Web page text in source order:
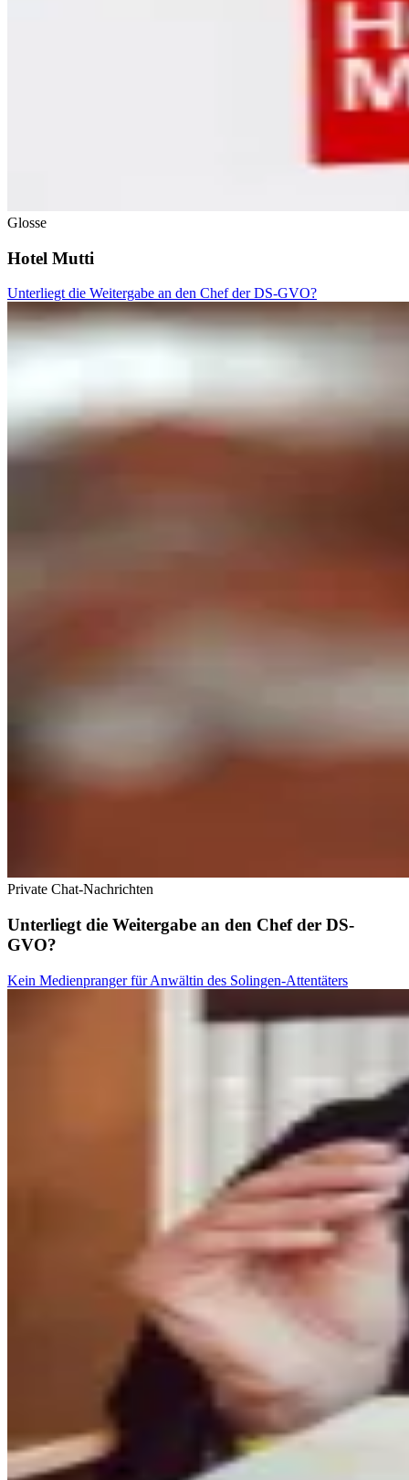
Glosse
Hotel Mutti
Unterliegt die Weitergabe an den Chef der DS-GVO?
Private Chat-Nachrichten
Unterliegt die Weitergabe an den Chef der DS-
GVO?
Kein Medienpranger für Anwältin des Solingen-Attentäters